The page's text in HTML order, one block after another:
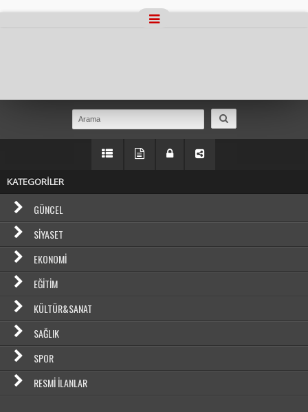
KATEGORİLER
GÜNCEL
SIYASET
EKONOMI
EĞITIM
KÜLTÜR&SANAT
SAĞLIK
SPOR
RESMI İLANLAR